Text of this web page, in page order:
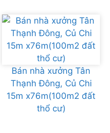
Bán nhà xưởng Tân
Thạnh Đông, Củ Chi
15m x76m(100m2 đất
thổ cư)